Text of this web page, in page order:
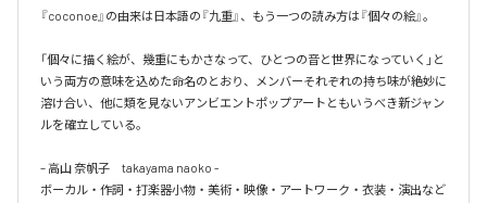
『coconoe』の由来は日本語の『九重』、もう一つの読み方は『個々の絵』。
「個々に描く絵が、幾重にもかさなって、ひとつの音と世界になっていく」と
いう両方の意味を込めた命名のとおり、メンバーそれぞれの持ち味が絶妙に
溶け合い、他に類を見ないアンビエントポップアートともいうべき新ジャン
ルを確立している。
– 高山 奈帆子　takayama naoko -
ボーカル・作詞・打楽器小物・美術・映像・アートワーク・衣装・演出など